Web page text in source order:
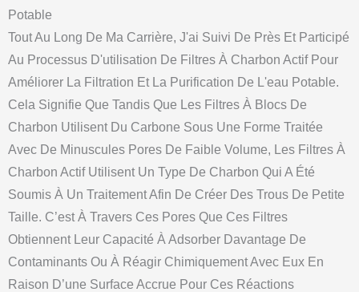
Potable
Tout Au Long De Ma Carrière, J'ai Suivi De Près Et Participé
Au Processus D'utilisation De Filtres À Charbon Actif Pour
Améliorer La Filtration Et La Purification De L'eau Potable.
Cela Signifie Que Tandis Que Les Filtres À Blocs De
Charbon Utilisent Du Carbone Sous Une Forme Traitée
Avec De Minuscules Pores De Faible Volume, Les Filtres À
Charbon Actif Utilisent Un Type De Charbon Qui A Été
Soumis À Un Traitement Afin De Créer Des Trous De Petite
Taille. C’est À Travers Ces Pores Que Ces Filtres
Obtiennent Leur Capacité À Adsorber Davantage De
Contaminants Ou À Réagir Chimiquement Avec Eux En
Raison D’une Surface Accrue Pour Ces Réactions